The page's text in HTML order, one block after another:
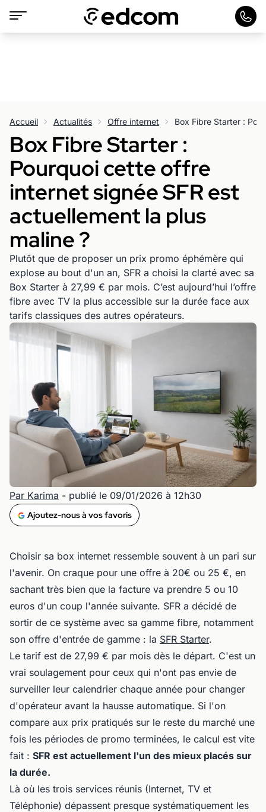
Accueil Actualités Offre internet
Box Fibre Starter :
Pourquoi cette offre
internet signée SFR est
actuellement la plus
maline ?
Plutôt que de proposer un prix promo éphémère qui
explose au bout d'un an, SFR a choisi la clarté avec sa
Box Starter à 27,99 € par mois. C’est aujourd’hui l’offre
fibre avec TV la plus accessible sur la durée face aux
tarifs classiques des autres opérateurs.
Par Karima - publié le 09/01/2026 à 12h30
Ajoutez-nous à vos favoris
Choisir sa box internet ressemble souvent à un pari sur
l'avenir. On craque pour une offre à 20€ ou 25 €, en
sachant très bien que la facture va prendre 5 ou 10
euros d'un coup l'année suivante. SFR a décidé de
sortir de ce système avec sa gamme fibre, notamment
son offre d'entrée de gamme : la SFR Starter.
Le tarif est de 27,99 € par mois dès le départ. C'est un
vrai soulagement pour ceux qui n'ont pas envie de
surveiller leur calendrier chaque année pour changer
d'opérateur avant la hausse automatique. Si l'on
compare aux prix pratiqués sur le reste du marché une
fois les périodes de promo terminées, le calcul est vite
fait : SFR est actuellement l'un des mieux placés sur
la durée.
Là où les trois services réunis (Internet, TV et
Téléphonie) dépassent presque systématiquement les